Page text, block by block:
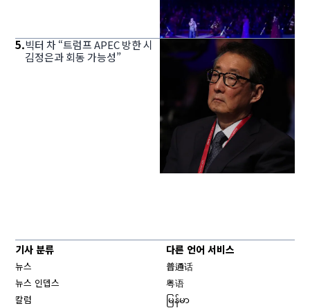
5.빅터 차 “트럼프 APEC 방한 시
김정은과 회동 가능성”
기사 분류
뉴스
뉴스 인뎁스
칼럼
다른 언어 서비스
普通话
粤语
မြန်မာ